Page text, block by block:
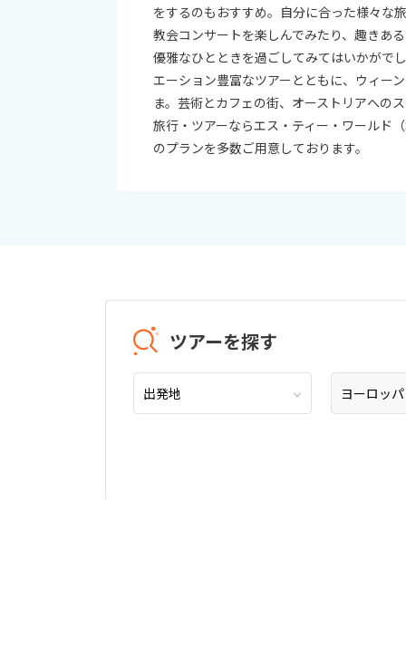
をするのもおすすめ。自分に合った様々な
教会コンサートを楽しんでみたり、趣きあ
優雅なひとときを過ごしてみてはいかがで
エーション豊富なツアーとともに、ウィー
ま。芸術とカフェの街、オーストリアへの
旅行・ツアーならエス・ティー・ワールド
のプランを多数ご用意しております。
ツアーを探す